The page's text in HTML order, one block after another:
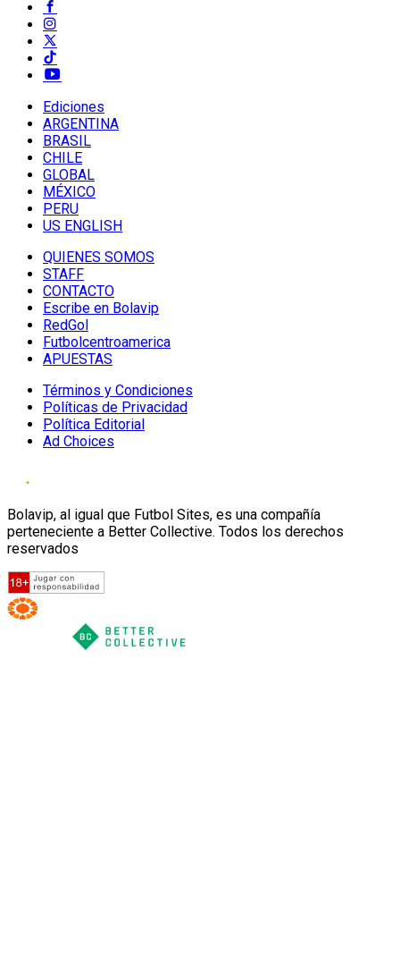
Ediciones
ARGENTINA
BRASIL
CHILE
GLOBAL
MÉXICO
PERU
US ENGLISH
QUIENES SOMOS
STAFF
CONTACTO
Escribe en Bolavip
RedGol
Futbolcentroamerica
APUESTAS
Términos y Condiciones
Políticas de Privacidad
Política Editorial
Ad Choices
Bolavip, al igual que Futbol Sites, es una compañía
perteneciente a Better Collective. Todos los derechos
reservados